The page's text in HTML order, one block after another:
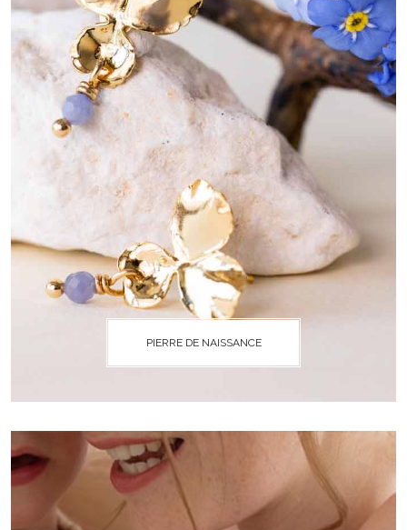
PIERRE DE NAISSANCE